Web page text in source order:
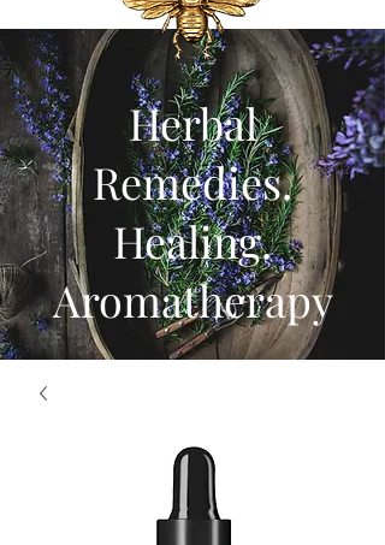
Herbal
Remedies.
Healing.
Aromatherapy